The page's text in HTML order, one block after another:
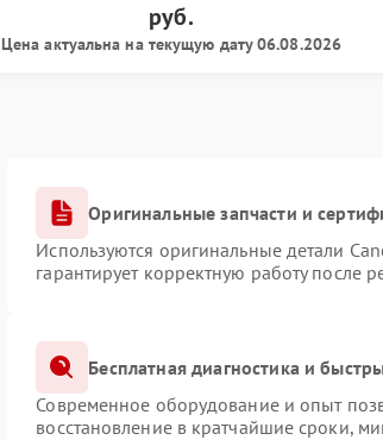
руб.
Цена актуальна на текущую дату 06.08.2026
Оригинальные запчасти и
Используются оригинальные детали
гарантирует корректную работу после
Бесплатная диагностика и
Современное оборудование и опыт
восстановление в кратчайшие сроки,